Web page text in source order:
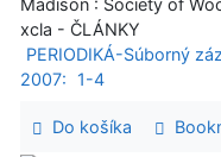
xcla - ČLÁNKY
PERIODIKÁ-Súborný
2007:
1-4
Do košíka